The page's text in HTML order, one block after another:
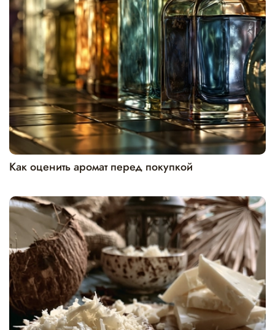
Как оценить аромат перед покупкой